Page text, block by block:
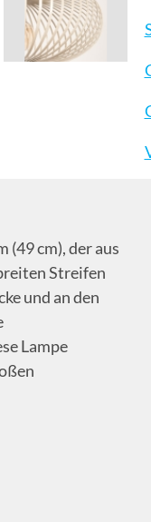
(49 cm), der aus
Streifen
und an den
Lampe